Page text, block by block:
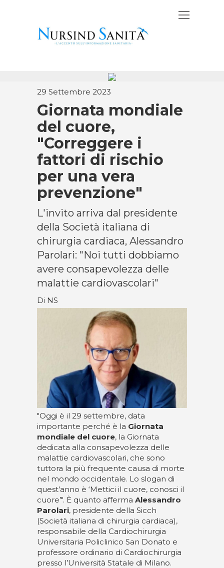
29 Settembre 2023
Giornata mondiale
del cuore,
"Correggere i
fattori di rischio
per una vera
prevenzione"
L'invito arriva dal presidente
della Società italiana di
chirurgia cardiaca, Alessandro
Parolari: "Noi tutti dobbiamo
avere consapevolezza delle
malattie cardiovascolari"
Di NS
"Oggi è il 29 settembre, data
importante perché è la Giornata
mondiale del cuore, la Giornata
dedicata alla consapevolezza delle
malattie cardiovascolari, che sono
tuttora la più frequente causa di morte
nel mondo occidentale. Lo slogan di
quest’anno è ‘Mettici il cuore, conosci il
cuore’". È quanto afferma Alessandro
Parolari, presidente della Sicch
(Società italiana di chirurgia cardiaca),
responsabile della Cardiochirurgia
Universitaria Policlinico San Donato e
professore ordinario di Cardiochirurgia
presso l’Università Statale di Milano.